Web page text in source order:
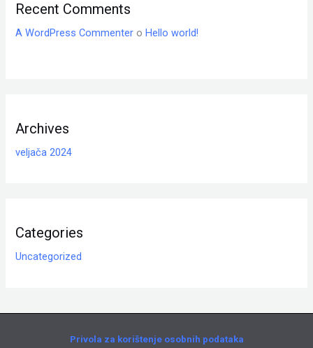
Recent Comments
A WordPress Commenter oHello world!
Archives
veljača 2024
Categories
Uncategorized
Privola za korištenje osobnih podataka